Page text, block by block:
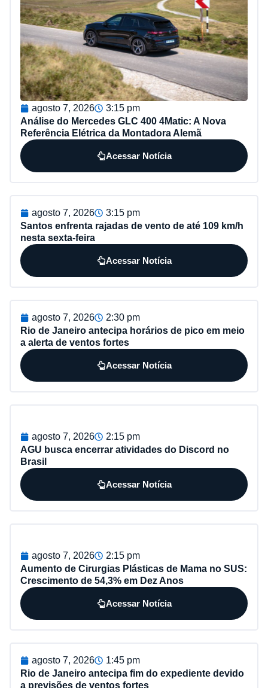
agosto 7, 2026
3:15 pm
Análise do Mercedes GLC 400 4Matic: A Nova
Referência Elétrica da Montadora Alemã
Acessar Notícia
agosto 7, 2026
3:15 pm
Santos enfrenta rajadas de vento de até 109 km/h
nesta sexta-feira
Acessar Notícia
agosto 7, 2026
2:30 pm
Rio de Janeiro antecipa horários de pico em meio
a alerta de ventos fortes
Acessar Notícia
agosto 7, 2026
2:15 pm
AGU busca encerrar atividades do Discord no
Brasil
Acessar Notícia
agosto 7, 2026
2:15 pm
Aumento de Cirurgias Plásticas de Mama no SUS:
Crescimento de 54,3% em Dez Anos
Acessar Notícia
agosto 7, 2026
1:45 pm
Rio de Janeiro antecipa fim do expediente devido
a previsões de ventos fortes